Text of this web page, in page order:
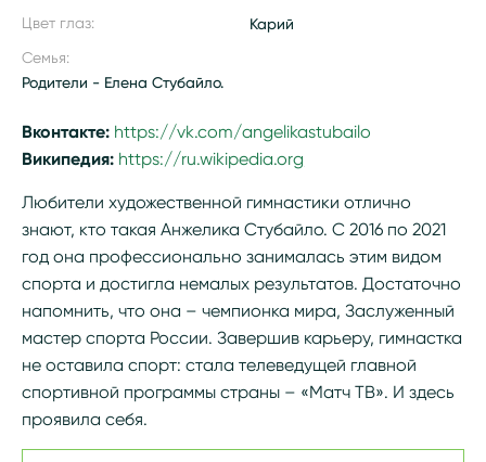
Цвет глаз: Карий
Семья:
Родители - Елена Стубайло.
Вконтакте: https://vk.com/angelikastubailo
Википедия: https://ru.wikipedia.org/wiki/
Любители художественной гимнастики отлично
знают, кто такая Анжелика Стубайло. С 2016 по 2021
год она профессионально занималась этим видом
спорта и достигла немалых результатов. Достаточно
напомнить, что она – чемпионка мира, Заслуженный
мастер спорта России. Завершив карьеру, гимнастка
не оставила спорт: стала телеведущей главной
спортивной программы страны – «Матч ТВ». И здесь
проявила себя.